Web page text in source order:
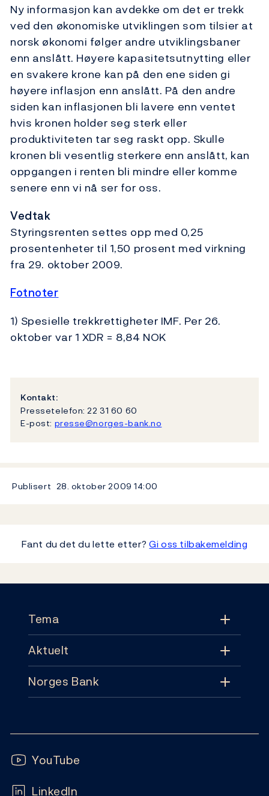
Ny informasjon kan avdekke om det er trekk
ved den økonomiske utviklingen som tilsier at
norsk økonomi følger andre utviklingsbaner
enn anslått. Høyere kapasitetsutnytting eller
en svakere krone kan på den ene siden gi
høyere inflasjon enn anslått. På den andre
siden kan inflasjonen bli lavere enn ventet
hvis kronen holder seg sterk eller
produktiviteten tar seg raskt opp. Skulle
kronen bli vesentlig sterkere enn anslått, kan
oppgangen i renten bli mindre eller komme
senere enn vi nå ser for oss.
Vedtak
Styringsrenten settes opp med 0,25
prosentenheter til 1,50 prosent med virkning
fra 29. oktober 2009.
Fotnoter
1) Spesielle trekkrettigheter IMF. Per 26.
oktober var 1 XDR = 8,84 NOK
Kontakt:
Pressetelefon: 22 31 60 60
E-post: presse@norges-bank.no
Publisert 28. oktober 200914:00
Fant du det du lette etter?Gi oss tilbakemelding
Tema
Tema
Pengepolitikk
Sedler og mynter
Aktuelt
Aktuelt
Publikasjoner
Norges Bank
Abonnement
Ofte stilte spørsmål
Følg oss:
YouTube
LinkedIn